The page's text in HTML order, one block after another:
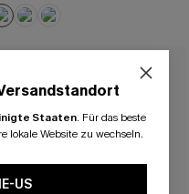
Staaten. Für das beste
lokale Website zu wechseln.
US